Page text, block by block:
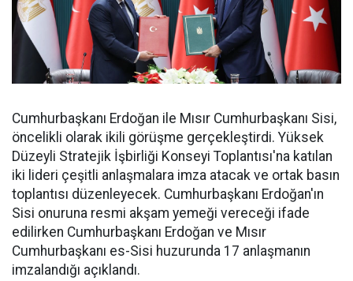
Cumhurbaşkanı Erdoğan ile Mısır Cumhurbaşkanı Sisi,
öncelikli olarak ikili görüşme gerçekleştirdi. Yüksek
Düzeyli Stratejik İşbirliği Konseyi Toplantısı'na katılan
iki lideri çeşitli anlaşmalara imza atacak ve ortak basın
toplantısı düzenleyecek. Cumhurbaşkanı Erdoğan'ın
Sisi onuruna resmi akşam yemeği vereceği ifade
edilirken Cumhurbaşkanı Erdoğan ve Mısır
Cumhurbaşkanı es-Sisi huzurunda 17 anlaşmanın
imzalandığı açıklandı.